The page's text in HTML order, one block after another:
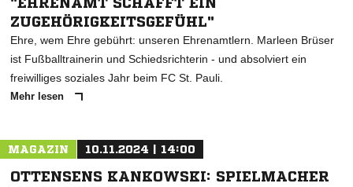
ZUGEHÖRIGKEITSGEFÜHL"
Ehre, wem Ehre gebührt: unseren Ehrenamtlern. Marleen Brüser
ist Fußballtrainerin und Schiedsrichterin - und absolviert ein
freiwilliges soziales Jahr beim FC St. Pauli.
Mehr lesen
MAGAZIN 10.11.2024 | 14:00
OTTENSENS KANKOWSKI: SPIELMACHER